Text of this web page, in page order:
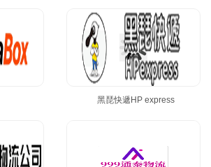
黑琵快遞HP express